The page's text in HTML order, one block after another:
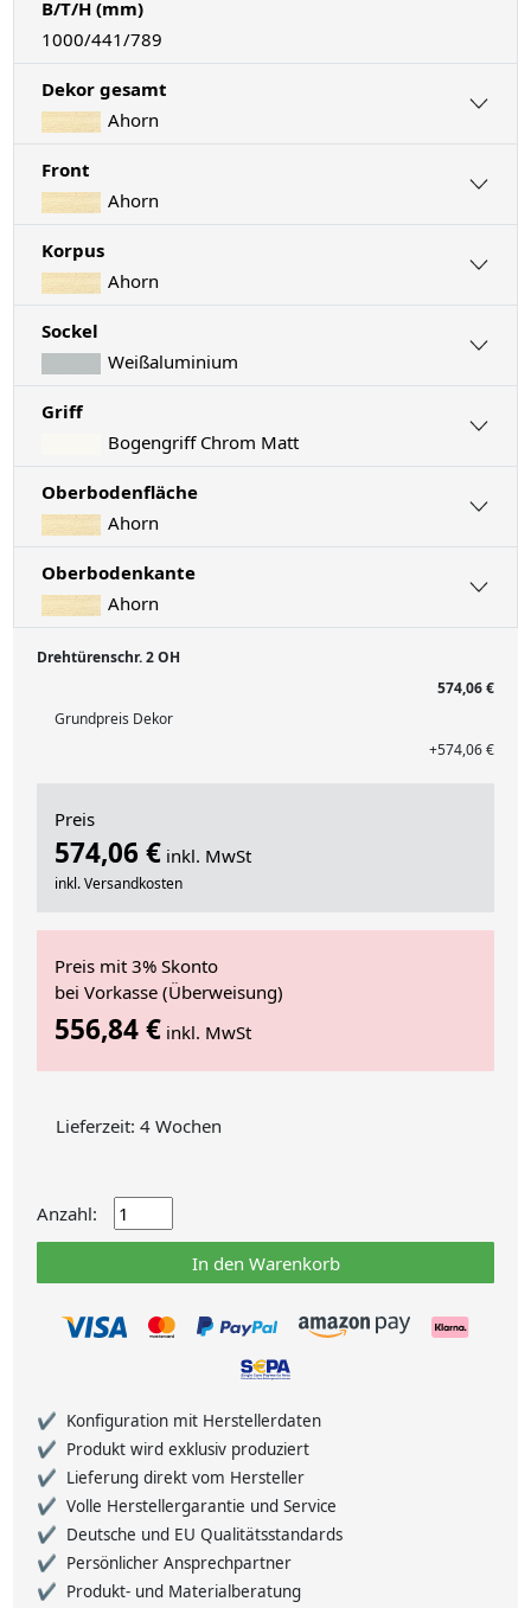
B/T/H (mm)
1000/441/789
Dekor gesamt
Ahorn
Front
Ahorn
Korpus
Ahorn
Sockel
Weißaluminium
Griff
Bogengriff Chrom Matt
Oberbodenfläche
Ahorn
Oberbodenkante
Ahorn
Drehtürenschr. 2 OH
574,06 €
Grundpreis Dekor
+574,06 €
Preis
574,06 € inkl. MwSt
inkl. Versandkosten
Preis mit 3% Skonto
bei Vorkasse (Überweisung)
556,84 € inkl. MwSt
Lieferzeit: 4 Wochen
Anzahl:
In den Warenkorb
Konfiguration mit Herstellerdaten
Produkt wird exklusiv produziert
Lieferung direkt vom Hersteller
Volle Herstellergarantie und Service
Deutsche und EU Qualitätsstandards
Persönlicher Ansprechpartner
Produkt- und Materialberatung